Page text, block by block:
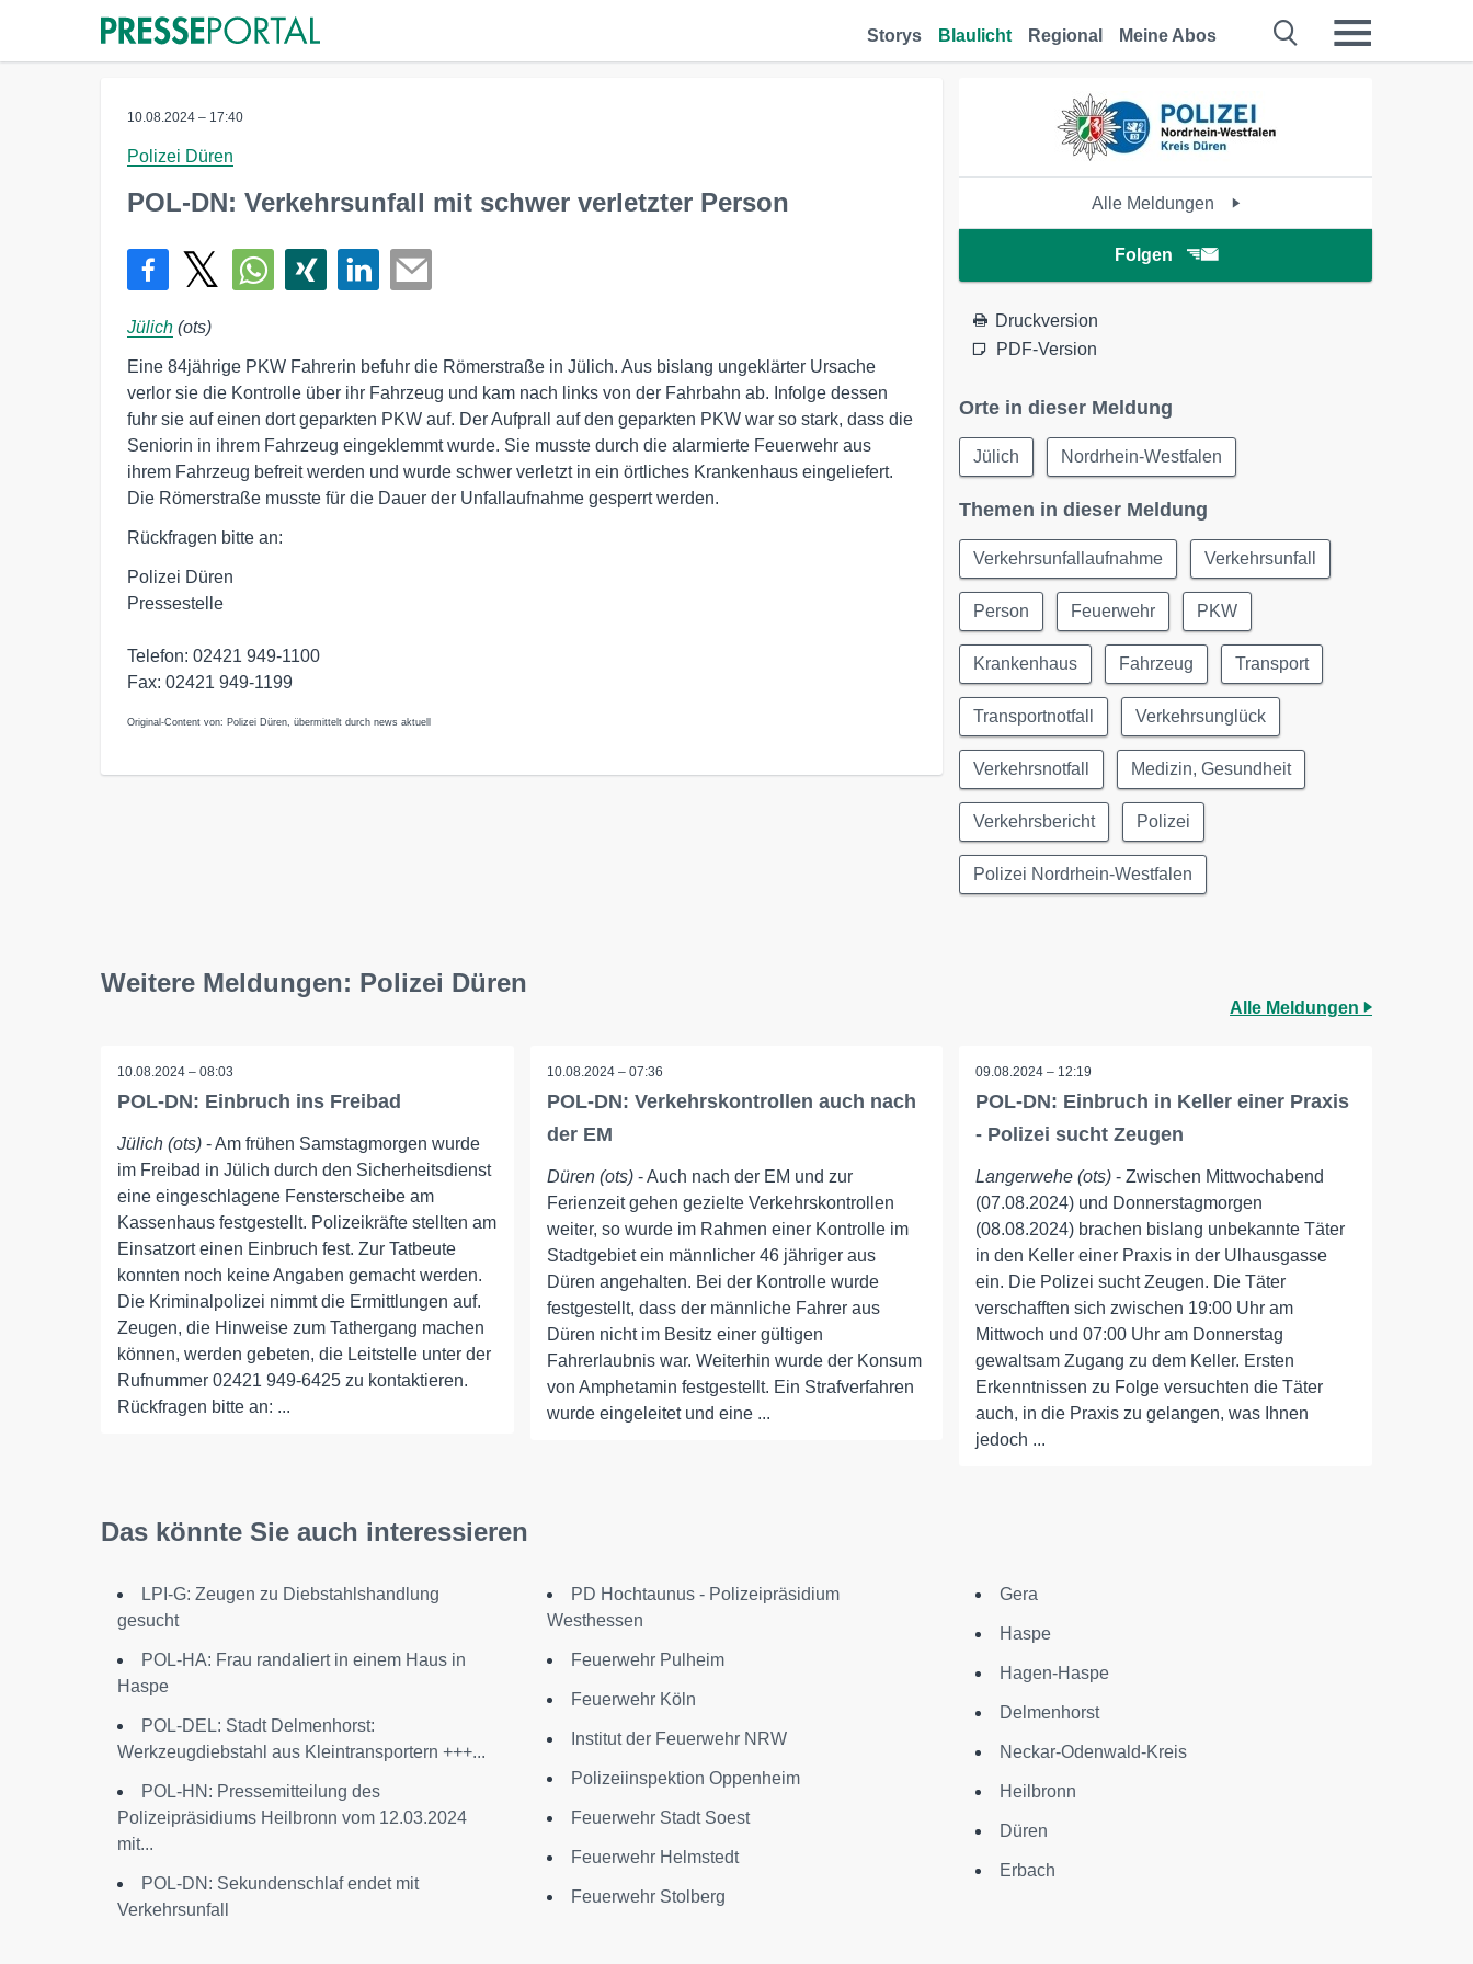
Storys Blaulicht Regional Meine Abos
10.08.2024 – 17:40
Polizei Düren
POL-DN: Verkehrsunfall mit schwer verletzter Person
Jülich (ots)
Eine 84jährige PKW Fahrerin befuhr die Römerstraße in Jülich. Aus bislang ungeklärter Ursache
verlor sie die Kontrolle über ihr Fahrzeug und kam nach links von der Fahrbahn ab. Infolge dessen
fuhr sie auf einen dort geparkten PKW auf. Der Aufprall auf den geparkten PKW war so stark, dass die
Seniorin in ihrem Fahrzeug eingeklemmt wurde. Sie musste durch die alarmierte Feuerwehr aus
ihrem Fahrzeug befreit werden und wurde schwer verletzt in ein örtliches Krankenhaus eingeliefert.
Die Römerstraße musste für die Dauer der Unfallaufnahme gesperrt werden.
Rückfragen bitte an:
Polizei Düren
Pressestelle
Telefon: 02421 949-1100
Fax: 02421 949-1199
Original-Content von: Polizei Düren, übermittelt durch news aktuell
Alle Meldungen
Folgen
Druckversion
PDF-Version
Orte in dieser Meldung
Jülich Nordrhein-Westfalen
Themen in dieser Meldung
Verkehrsunfallaufnahme Verkehrsunfall
Person Feuerwehr PKW
Krankenhaus Fahrzeug Transport
Transportnotfall Verkehrsunglück
Verkehrsnotfall Medizin, Gesundheit
Verkehrsbericht Polizei
Polizei Nordrhein-Westfalen
Weitere Meldungen: Polizei Düren
Alle Meldungen
10.08.2024 – 08:03
POL-DN: Einbruch ins Freibad
Jülich (ots) - Am frühen Samstagmorgen wurde
im Freibad in Jülich durch den Sicherheitsdienst
eine eingeschlagene Fensterscheibe am
Kassenhaus festgestellt. Polizeikräfte stellten am
Einsatzort einen Einbruch fest. Zur Tatbeute
konnten noch keine Angaben gemacht werden.
Die Kriminalpolizei nimmt die Ermittlungen auf.
Zeugen, die Hinweise zum Tathergang machen
können, werden gebeten, die Leitstelle unter der
Rufnummer 02421 949-6425 zu kontaktieren.
Rückfragen bitte an: ...
10.08.2024 – 07:36
POL-DN: Verkehrskontrollen auch nach
der EM
Düren (ots)- Auch nach der EM und zur
Ferienzeit gehen gezielte Verkehrskontrollen
weiter, so wurde im Rahmen einer Kontrolle im
Stadtgebiet ein männlicher 46 jähriger aus
Düren angehalten. Bei der Kontrolle wurde
festgestellt, dass der männliche Fahrer aus
Düren nicht im Besitz einer gültigen
Fahrerlaubnis war. Weiterhin wurde der Konsum
von Amphetamin festgestellt. Ein Strafverfahren
wurde eingeleitet und eine ...
09.08.2024 – 12:19
POL-DN: Einbruch in Keller einer Praxis
- Polizei sucht Zeugen
Langerwehe (ots) - Zwischen Mittwochabend
(07.08.2024) und Donnerstagmorgen
(08.08.2024) brachen bislang unbekannte Täter
in den Keller einer Praxis in der Ulhausgasse
ein. Die Polizei sucht Zeugen. Die Täter
verschafften sich zwischen 19:00 Uhr am
Mittwoch und 07:00 Uhr am Donnerstag
gewaltsam Zugang zu dem Keller. Ersten
Erkenntnissen zu Folge versuchten die Täter
auch, in die Praxis zu gelangen, was Ihnen
jedoch ...
Das könnte Sie auch interessieren
LPI-G: Zeugen zu Diebstahlshandlung
gesucht
POL-HA: Frau randaliert in einem Haus in
Haspe
POL-DEL: Stadt Delmenhorst:
Werkzeugdiebstahl aus Kleintransportern +++...
POL-HN: Pressemitteilung des
Polizeipräsidiums Heilbronn vom 12.03.2024
mit...
POL-DN: Sekundenschlaf endet mit
Verkehrsunfall
PD Hochtaunus - Polizeipräsidium
Westhessen
Feuerwehr Pulheim
Feuerwehr Köln
Institut der Feuerwehr NRW
Polizeiinspektion Oppenheim
Feuerwehr Stadt Soest
Feuerwehr Helmstedt
Feuerwehr Stolberg
Gera
Haspe
Hagen-Haspe
Delmenhorst
Neckar-Odenwald-Kreis
Heilbronn
Düren
Erbach